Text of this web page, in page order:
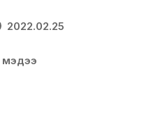
2022.02.25
мэдээ